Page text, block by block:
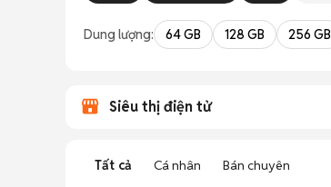
Dung lượng: 64 GB 128 GB 256 GB
Siêu thị điện tử
Tất cả Cá nhân Bán chuyên